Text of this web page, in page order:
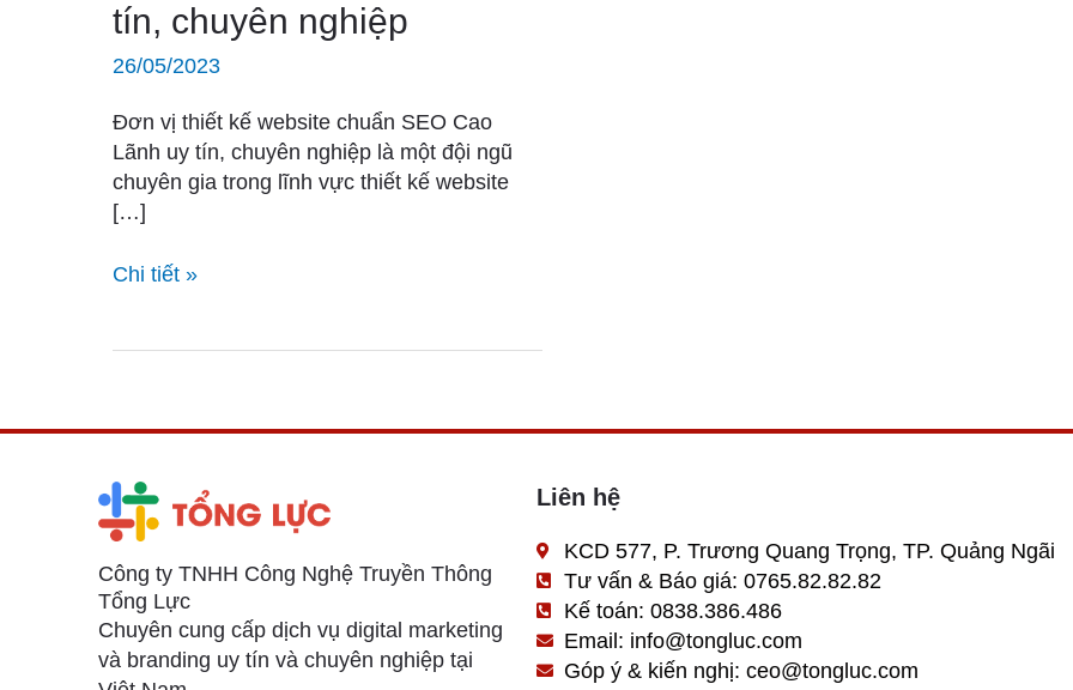
tín, chuyên nghiệp
26/05/2023
Đơn vị thiết kế website chuẩn SEO Cao
Lãnh uy tín, chuyên nghiệp là một đội ngũ
chuyên gia trong lĩnh vực thiết kế website
[…]
kế
chuẩn
Cao
Lãnh
uy
tín,
nghiệp
Chi tiết »
Công ty TNHH Công Nghệ Truyền Thông
Tổng Lực
Chuyên cung cấp dịch vụ digital marketing
và branding uy tín và chuyên nghiệp tại
Liên hệ
KCD 577, P. Trương Quang Trọng, TP. Quảng Ngãi
Tư vấn & Báo giá: 0765.82.82.82
Kế toán: 0838.386.486
Email: info@tongluc.com
Góp ý & kiến nghị: ceo@tongluc.com